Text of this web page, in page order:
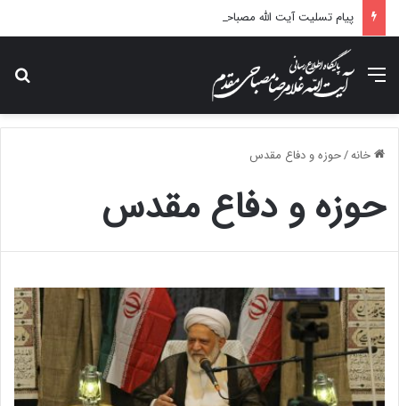
منو
خانه/حوزه و دفاع مقدس
حوزه و دفاع مقدس